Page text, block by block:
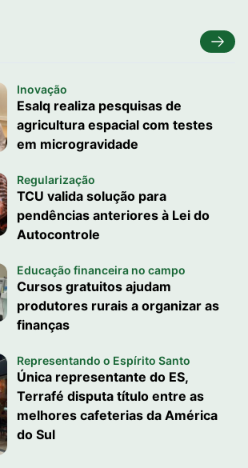
Inovação
Esalq realiza pesquisas de
agricultura espacial com testes
em microgravidade
Regularização
TCU valida solução para
pendências anteriores à Lei do
Autocontrole
Educação financeira no campo
Cursos gratuitos ajudam
produtores rurais a organizar as
finanças
Representando o Espírito Santo
Única representante do ES,
Terrafé disputa título entre as
melhores cafeterias da América
do Sul